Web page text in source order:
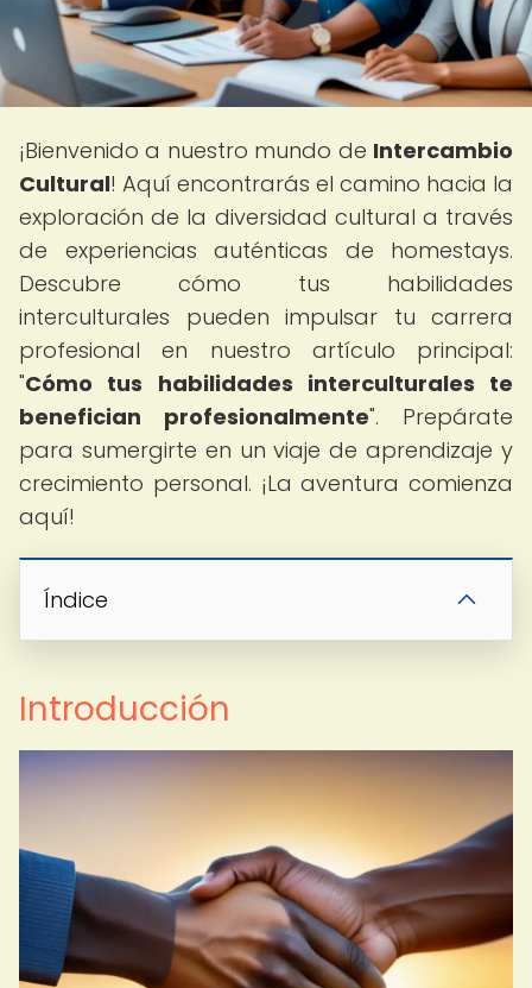
¡Bienvenido a nuestro mundo de Intercambio
Cultural! Aquí encontrarás el camino hacia la
exploración de la diversidad cultural a través
de experiencias auténticas de homestays.
Descubre cómo tus habilidades
interculturales pueden impulsar tu carrera
profesional en nuestro artículo principal:
"Cómo tus habilidades interculturales te
benefician profesionalmente". Prepárate
para sumergirte en un viaje de aprendizaje y
crecimiento personal. ¡La aventura comienza
aquí!
Índice
Introducción